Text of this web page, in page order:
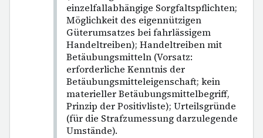
einzelfallabhängige Sorgfaltspflichten;
Möglichkeit des eigennützigen
Güterumsatzes bei fahrlässigem
Handeltreiben); Handeltreiben mit
Betäubungsmitteln (Vorsatz:
erforderliche Kenntnis der
Betäubungsmitteleigenschaft; kein
materieller Betäubungsmittelbegriff,
Prinzip der Positivliste); Urteilsgründe
(für die Strafzumessung darzulegende
Umstände).